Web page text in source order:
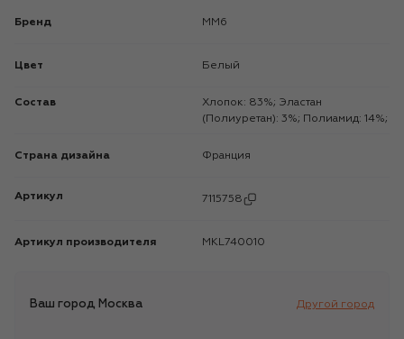
Бренд MM6
Цвет Белый
Состав
Хлопок: 83%; Эластан
(Полиуретан): 3%; Полиамид: 14%;
Страна дизайна Франция
Артикул 7115758
Артикул производителя MKL740010
Ваш город Москва Другой город